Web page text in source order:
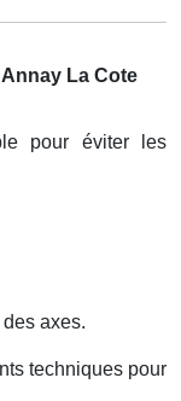
La Cote
pour éviter les
axes.
techniques pour